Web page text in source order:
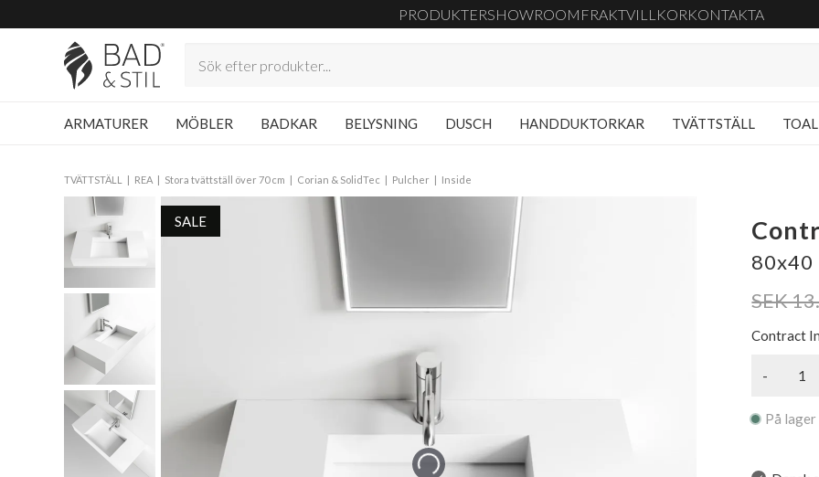
PRODUKTERSHOWROOM FRAKTVILLKORKONTAKTA
ARMATURER MÖBLER BADKAR BELYSNING DUSCH HANDDUKTORKAR TVÄTTSTÄLL
TVÄTTSTÄLL REA Stora tvättställ över 70 cm Corian & SolidTec Pulcher Inside
SALE
SEK
Contract
-
På